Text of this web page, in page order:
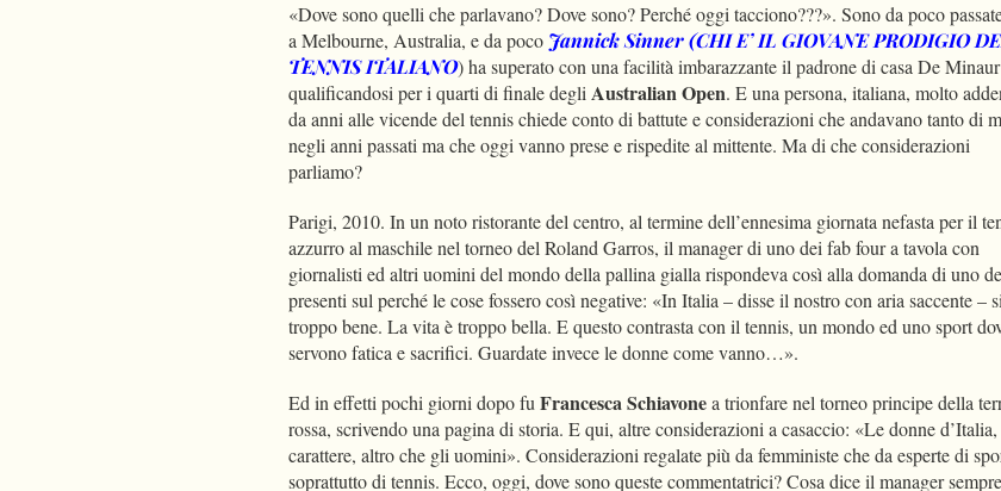
«Dove sono quelli che parlavano? Dove sono? Perché oggi tacciono???». Sono da poco
a Melbourne, Australia, e da poco Jannick Sinner (CHI E’ IL GIOVANE PRODIGIO
TENNIS ITALIANO) ha superato con una facilità imbarazzante il padrone di casa De Minaur
qualificandosi per i quarti di finale degliAustralian Open. E una persona, italiana, molto
da anni alle vicende del tennis chiede conto di battute e considerazioni che andavano tanto di
negli anni passati ma che oggi vanno prese e rispedite al mittente. Ma di che considerazioni
parliamo?
Parigi, 2010. In un noto ristorante del centro, al termine dell’ennesima giornata nefasta per il
azzurro al maschile nel torneo del Roland Garros, il manager di uno dei fab four a tavola con
giornalisti ed altri uomini del mondo della pallina gialla rispondeva così alla domanda di uno
presenti sul perché le cose fossero così negative: «In Italia – disse il nostro con aria saccente –
troppo bene. La vita è troppo bella. E questo contrasta con il tennis, un mondo ed uno sport
servono fatica e sacrifici. Guardate invece le donne come vanno…».
Ed in effetti pochi giorni dopo fuFrancesca Schiavonea trionfare nel torneo principe della
rossa, scrivendo una pagina di storia. E qui, altre considerazioni a casaccio: «Le donne
carattere, altro che gli uomini». Considerazioni regalate più da femministe che da esperte di
soprattutto di tennis. Ecco, oggi, dove sono queste commentatrici? Cosa dice il manager sempre